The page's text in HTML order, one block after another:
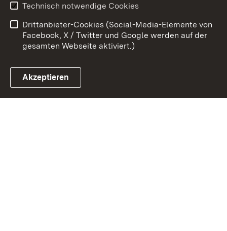
Link zum Landesportal
Barrierefreiheit
Impressum Cookies
Technisch notwendige Cookies
Drittanbieter-Cookies (Social-Media-Elemente von
Facebook, X / Twitter und Google werden auf der
gesamten Webseite aktiviert.)
Akzeptieren